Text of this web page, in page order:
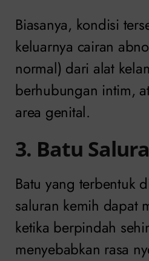
Biasanya, kondisi
keluarnya cairan
normal) dari alat
berhubungan intim,
area genital.
3. Batu
Batu yang terbentuk
saluran kemih dapat
ketika berpindah
menyebabkan rasa